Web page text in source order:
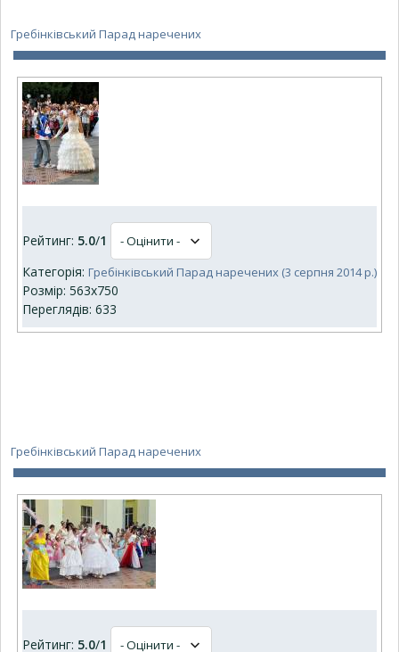
Гребінківський Парад наречених
Рейтинг: 5.0/1
Категорія: Гребінківський Парад наречених (3 серпня 2014 р.)
Розмір: 563x750
Переглядів: 633
Гребінківський Парад наречених
Рейтинг: 5.0/1